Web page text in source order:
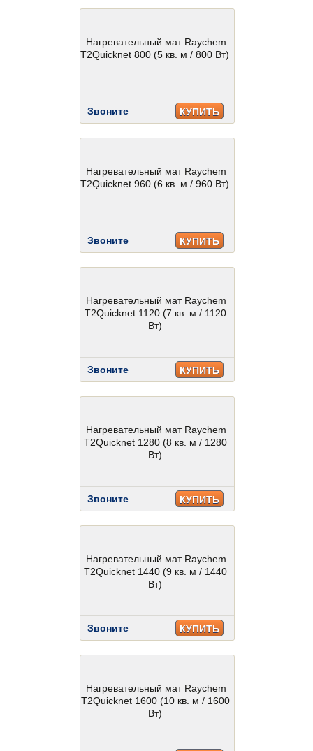
Нагревательный мат Raychem
T2Quicknet 800 (5 кв. м / 800 Вт)
Звоните КУПИТЬ
Нагревательный мат Raychem
T2Quicknet 960 (6 кв. м / 960 Вт)
Звоните КУПИТЬ
Нагревательный мат Raychem
T2Quicknet 1120 (7 кв. м / 1120
Вт)
Звоните КУПИТЬ
Нагревательный мат Raychem
T2Quicknet 1280 (8 кв. м / 1280
Вт)
Звоните КУПИТЬ
Нагревательный мат Raychem
T2Quicknet 1440 (9 кв. м / 1440
Вт)
Звоните КУПИТЬ
Нагревательный мат Raychem
T2Quicknet 1600 (10 кв. м / 1600
Вт)